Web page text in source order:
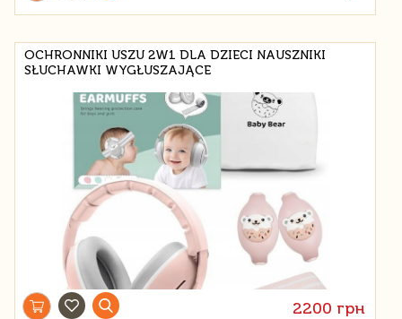
OCHRONNIKI USZU 2W1 DLA DZIECI NAUSZNIKI
SŁUCHAWKI WYGŁUSZAJĄCE
2200 грн